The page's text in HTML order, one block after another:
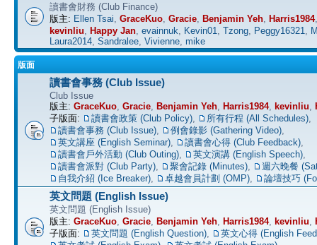
讀書會財務 (Club Finance)
版主: Ellen Tsai GraceKuo Gracie Benjamin Yeh Harris1984
kevinliu Happy Jan evainnuk Kevin01 Tzong Peggy16321
Laura2014 Sandralee Vivienne mike
版面
讀書會事務 (Club Issue)
Club Issue
版主: GraceKuo Gracie Benjamin Yeh Harris1984, kevinliu
子版面:
讀書會政策 (Club Policy) 所有行程 (All Schedules)
讀書會事務 (Club Issue)
例會錄影 (Gathering Video)
英文講座 (English Seminar)
讀書會心得 (Club Feedback)
讀書會戶外活動 (Club Outing)
英文演講 (English Speech)
讀書會派對 (Club Party)
聚會記錄 (Minutes)
週六晚餐
自我介紹 (Ice Breaker)
卓越會員計劃 (OMP) 論壇技巧
英文問題 (English Issue)
英文問題 (English Issue)
版主: GraceKuo Gracie Benjamin Yeh Harris1984, kevinliu
子版面:
英文問題 (English Question)
英文心得 (English